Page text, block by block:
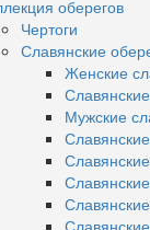
оберегов
Чертоги
Славянские
Женские
Мужские